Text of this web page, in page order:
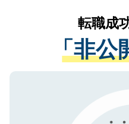
は、個人情報の
管理基準を満た
る、プライバシ
で、機密保持に
かがいして、現
経験をまじえな
させていただき
ない方には、長
ので、まずはご
転職成
「非公